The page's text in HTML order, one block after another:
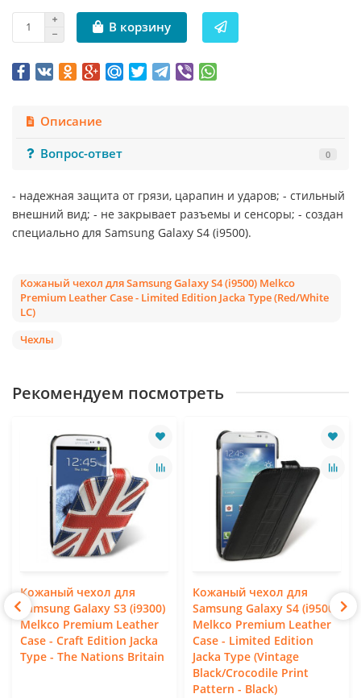
В корзину
Описание
Вопрос-ответ
0
- надежная защита от грязи, царапин и ударов; - стильный
внешний вид; - не закрывает разъемы и сенсоры; - создан
специально для Samsung Galaxy S4 (i9500).
Кожаный чехол для Samsung Galaxy S4 (i9500) Melkco
Premium Leather Case - Limited Edition Jacka Type (Red/White
LC)
Чехлы
Рекомендуем посмотреть
Кожаный чехол для
Samsung Galaxy S3 (i9300)
Melkco Premium Leather
Case - Craft Edition Jacka
Type - The Nations Britain
Кожаный чехол для
Samsung Galaxy S4 (i9500)
Melkco Premium Leather
Case - Limited Edition
Jacka Type (Vintage
Black/Crocodile Print
Pattern - Black)